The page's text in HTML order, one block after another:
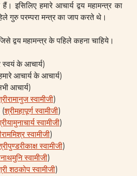
हैं। इसिलिए हमारे आचार्य द्वय महामन्त्र का
गुरु परम्परा मन्त्र का जाप करते थे।
द्वय महामन्त्र के पहिले कहना चाहिये।
स्वयं के आचार्य)
आचार्य के आचार्य)
आचार्य)
स्वामीजी)
(श्रीमहापूर्ण स्वामीजी)
स्वामीजी)
स्वामीजी)
स्वामीजी)
स्वामीजी)
शठकोप स्वामीजी)